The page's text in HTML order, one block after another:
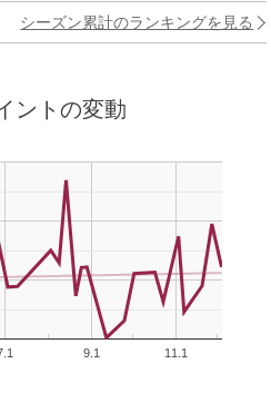
シーズン累計のランキングを見る
ントの変動
9.1 11.1